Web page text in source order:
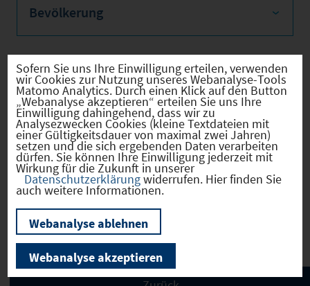
Bevölkerung
Sozialvers. Beschäftigte
Verkehrsinfrastruktur
Kommunale Infrastruktur
Sofern Sie uns Ihre Einwilligung erteilen, verwenden
wir Cookies zur Nutzung unseres Webanalyse-Tools
Matomo Analytics. Durch einen Klick auf den Button
„Webanalyse akzeptieren“ erteilen Sie uns Ihre
Einwilligung dahingehend, dass wir zu
Analysezwecken Cookies (kleine Textdateien mit
einer Gültigkeitsdauer von maximal zwei Jahren)
setzen und die sich ergebenden Daten verarbeiten
dürfen. Sie können Ihre Einwilligung jederzeit mit
Wirkung für die Zukunft in unserer
Datenschutzerklärungwiderrufen. Hier finden Sie
auch weitere Informationen.
Webanalyse ablehnen
Webanalyse akzeptieren